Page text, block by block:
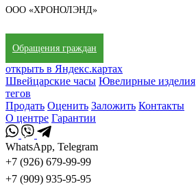
ООО «ХРОНОЛЭНД»
Обращения граждан
открыть в Яндекс.картах
Швейцарские часы Ювелирные изделия
тегов
Продать Оценить Заложить Контакты
О центре Гарантии
WhatsApp, Telegram
+7 (926) 679-99-99
+7 (909) 935-95-95